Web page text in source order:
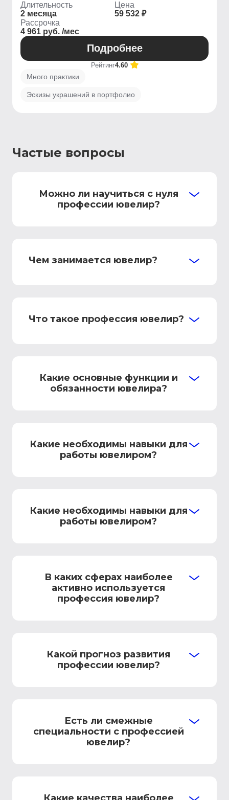
Длительность
2 месяца
Цена
59 532 ₽
Рассрочка
4 961 руб. /мес
Подробнее
Рейтинг4.60
Много практики
Эскизы украшений в портфолио
Частые вопросы
Можно ли научиться с нуля
профессии ювелир?
Чем занимается ювелир?
Что такое профессия ювелир?
Какие основные функции и
обязанности ювелира?
Какие необходимы навыки для
работы ювелиром?
Какие необходимы навыки для
работы ювелиром?
В каких сферах наиболее
активно используется
профессия ювелир?
Какой прогноз развития
профессии ювелир?
Есть ли смежные
специальности с профессией
ювелир?